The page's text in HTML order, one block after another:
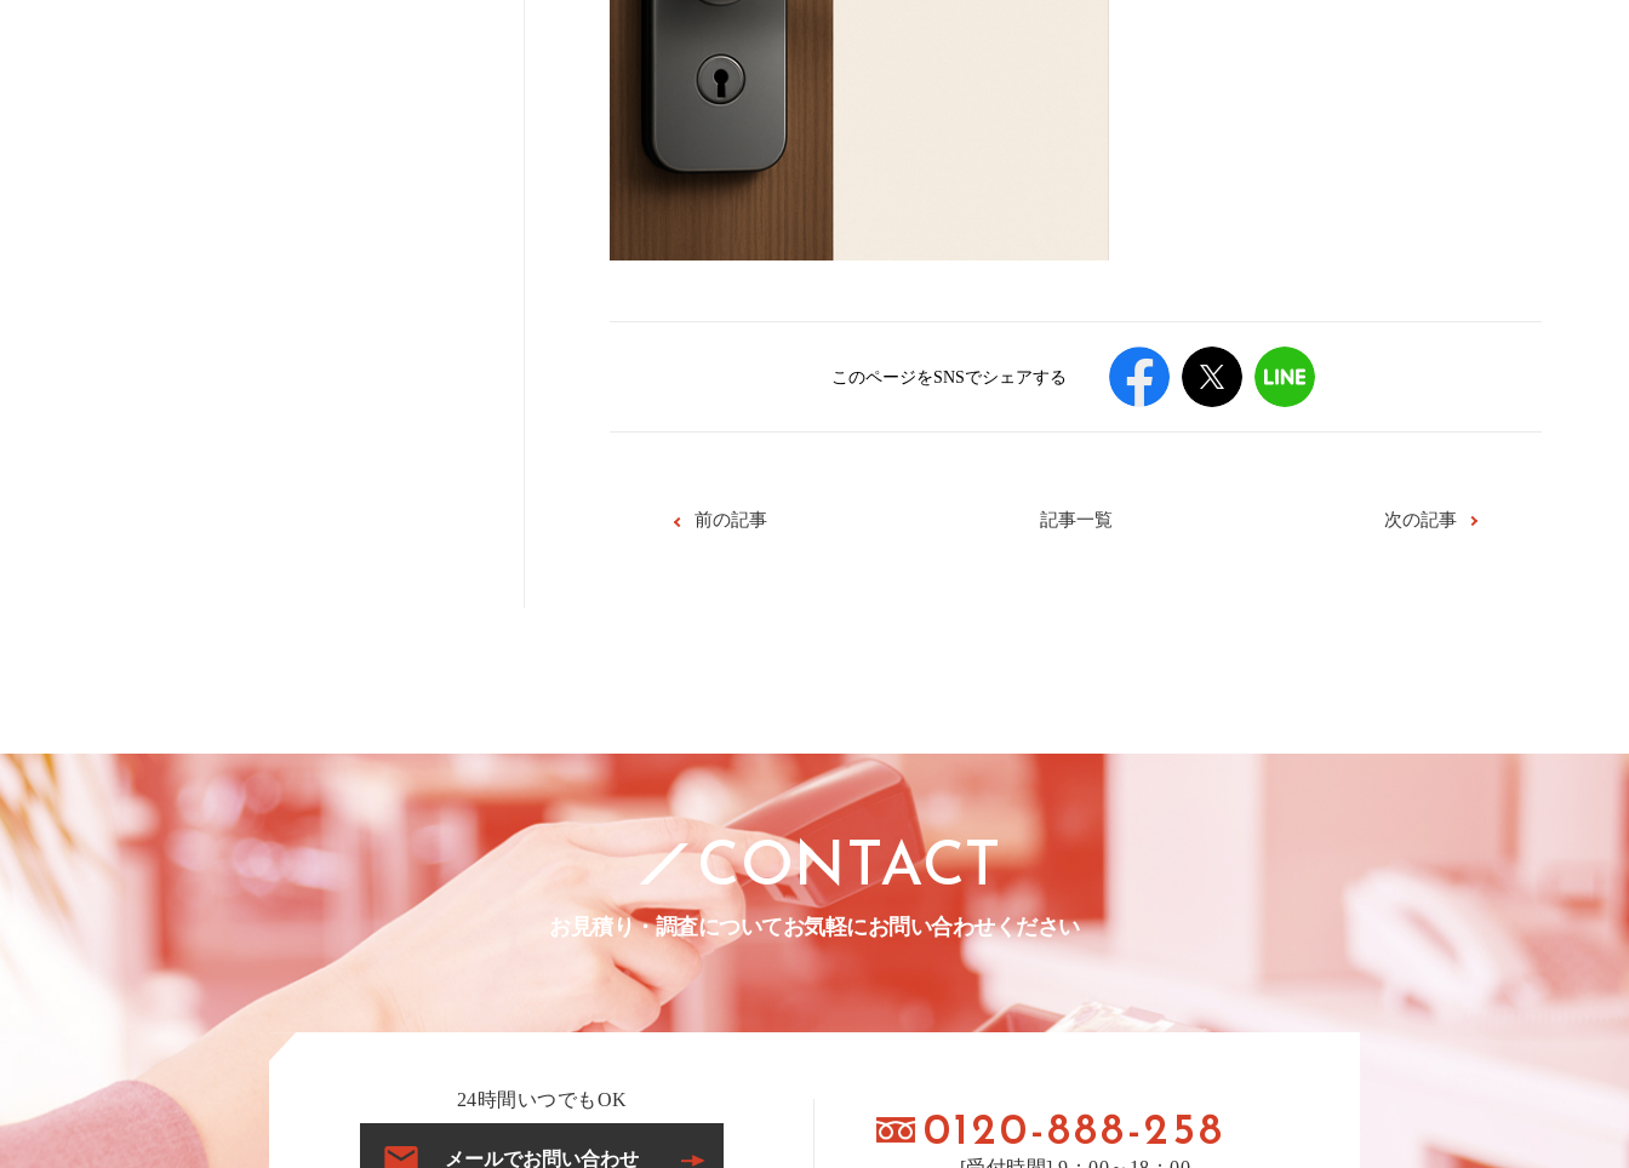
このページをSNSでシェアする
前の記事 記事一覧 次の記事
CONTACT
お見積り・調査についてお気軽にお問い合わせください
24時間いつでもOK
メールでお問い合わせ
0120-888-258